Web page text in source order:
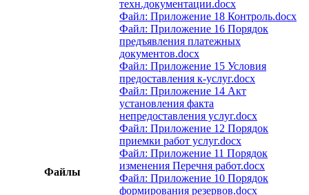
Файлы
техн.документации.docx
Файл: Приложение 18 Контроль.docx
Файл: Приложение 16 Порядок
предъявления платежных
документов.docx
Файл: Приложение 15 Условия
предоставления к-услуг.docx
Файл: Приложение 14 Акт
установления факта
непредоставления услуг.docx
Файл: Приложение 12 Порядок
приемки работ услуг.docx
Файл: Приложение 11 Порядок
изменения Перечня работ.docx
Файл: Приложение 10 Порядок
формирования резервов.docx